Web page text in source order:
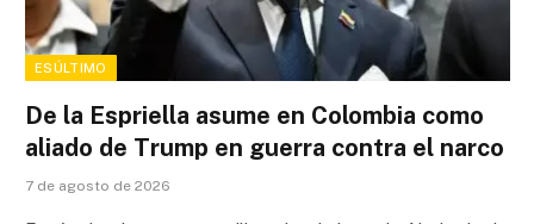
ESÚLTIMO
De la Espriella asume en Colombia como
aliado de Trump en guerra contra el narco
7 de agosto de 2026